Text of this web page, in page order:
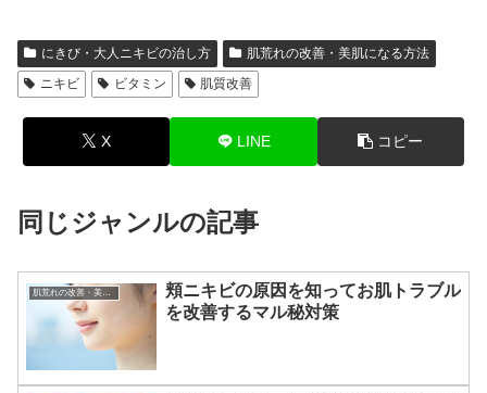
にきび・大人ニキビの治し方
肌荒れの改善・美肌になる方法
ニキビ
ビタミン 肌質改善
X LINE コピー
同じジャンルの記事
肌荒れの改善・美肌になる方法
頬ニキビの原因を知ってお肌トラブル
を改善するマル秘対策